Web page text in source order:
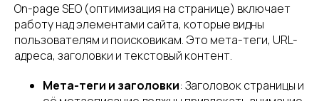
On-page SEO (оптимизация на странице) включает
работу над элементами сайта, которые видны
пользователям и поисковикам. Это мета-теги, URL-
адреса, заголовки и текстовый контент.
Мета-теги и заголовки: Заголовок страницы и